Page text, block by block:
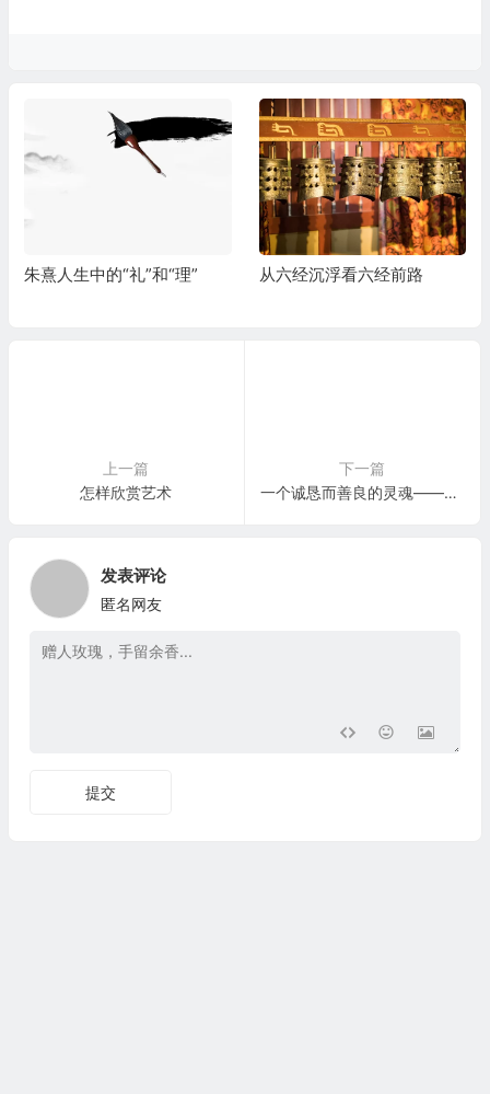
朱熹人生中的“礼”和“理” 从六经沉浮看六经前路
上一篇
怎样欣赏艺术
下一篇
一个诚恳而善良的灵魂——冯·卡门眼中的爱因斯坦
发表评论
匿名网友
提交